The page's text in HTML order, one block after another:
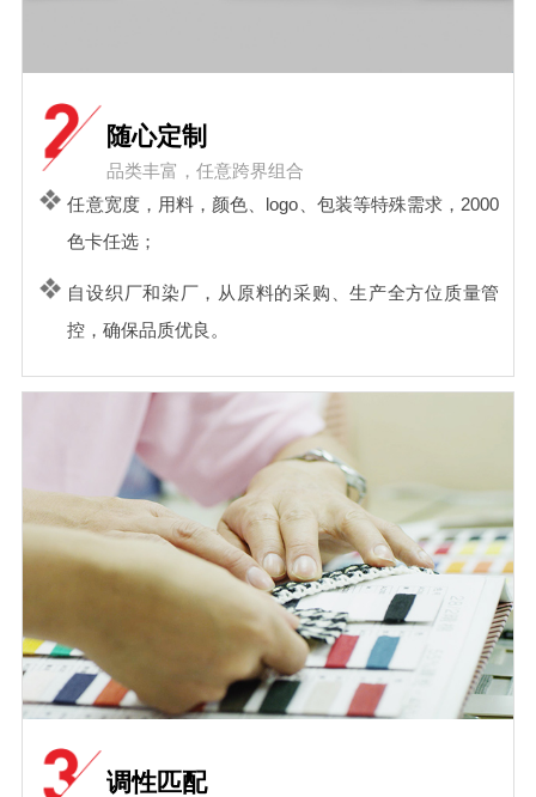
随心定制
品类丰富，任意跨界组合
任意宽度，用料，颜色、logo、包装等特殊需求，2000
色卡任选；
自设织厂和染厂，从原料的采购、生产全方位质量管
控，确保品质优良。
调性匹配